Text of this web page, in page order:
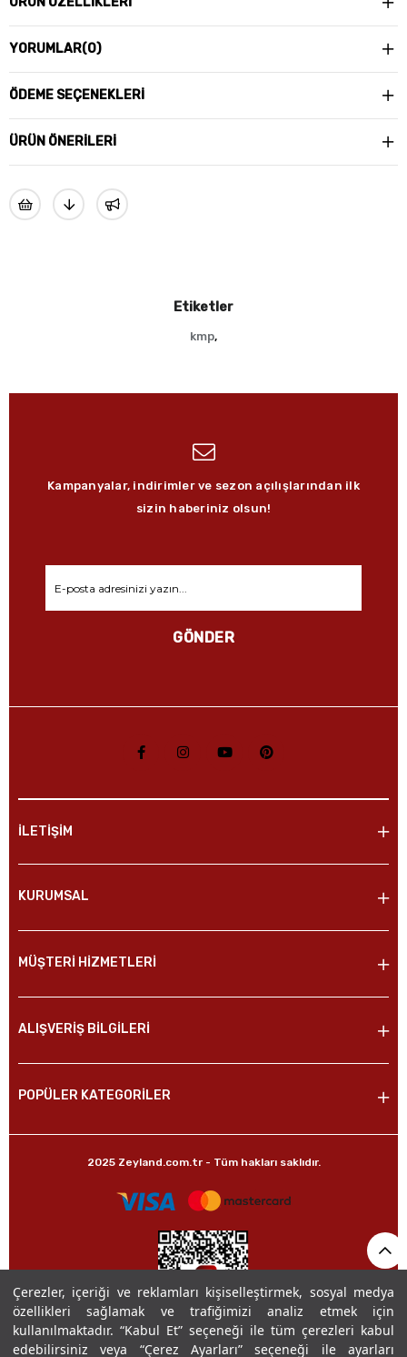
Çerezler, içeriği ve reklamları kişiselleştirmek, sosyal medya
özellikleri sağlamak ve trafiğimizi analiz etmek için
kullanılmaktadır. “Kabul Et” seçeneği ile tüm çerezleri kabul
edebilirsiniz veya “Çerez Ayarları” seçeneği ile ayarları
YORUMLAR(0)
ÖDEME SEÇENEKLERI
ÜRÜN ÖNERILERI
Etiketler
kmp,
Kampanyalar, indirimler ve sezon açılışlarından ilk
sizin haberiniz olsun!
GÖNDER
İLETİŞİM
KURUMSAL
MÜŞTERİ HİZMETLERİ
ALIŞVERİŞ BİLGİLERİ
POPÜLER KATEGORİLER
2025 Zeyland.com.tr - Tüm hakları saklıdır.